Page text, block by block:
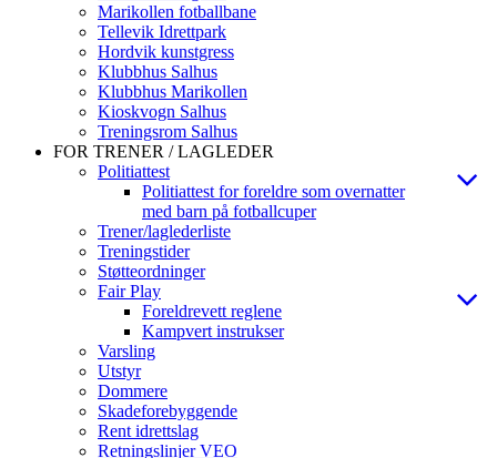
Marikollen fotballbane
Tellevik Idrettpark
Hordvik kunstgress
Klubbhus Salhus
Klubbhus Marikollen
Kioskvogn Salhus
Treningsrom Salhus
FOR TRENER / LAGLEDER
Politiattest
Politiattest for foreldre som overnatter
med barn på fotballcuper
Trener/laglederliste
Treningstider
Støtteordninger
Fair Play
Foreldrevett reglene
Kampvert instrukser
Varsling
Utstyr
Dommere
Skadeforebyggende
Rent idrettslag
Retningslinjer VEO